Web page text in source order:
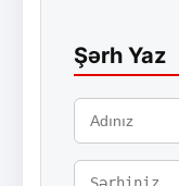
Şərh Yaz